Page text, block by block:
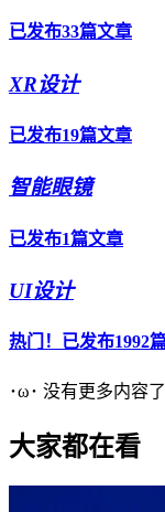
已发布33篇文章
XR设计
已发布19篇文章
智能眼镜
已发布1篇文章
UI设计
热门！已发布1992
･ω･ 没有更多内容
大家都在看